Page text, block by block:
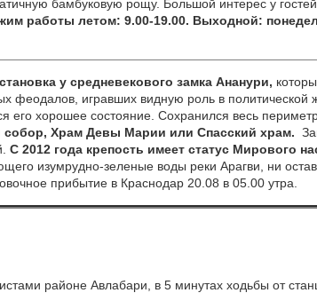
бамбуковую рощу. Большой интерес у гостей
работы летом: 9.00-19.00. Выходной:
у средневекового замка Ананури,
игравших видную роль в политической
его хорошее состояние. Сохранился весь
собор, Храм Девы Марии или Спасский храм.
С 2012 года крепость имеет статус Мирового
изумрудно-зеленые воды реки Арагви, ни
прибытие в Краснодар 20.08 в 05.00 утра.
районе Авлабари, в 5 минутах ходьбы от